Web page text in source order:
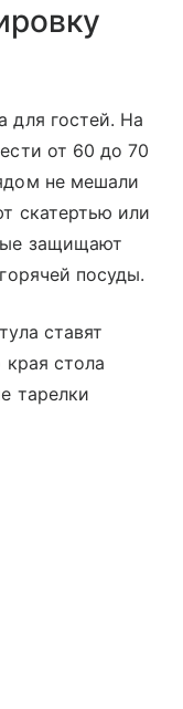
для гостей. На
от 60 до 70
не мешали
скатертью или
защищают
посуды.
ставят
стола
тарелки